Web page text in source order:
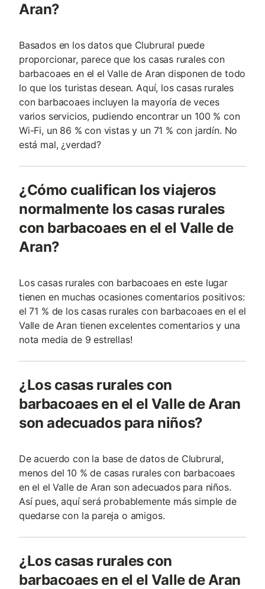
Aran?
Basados en los datos que Clubrural puede
proporcionar, parece que los casas rurales con
barbacoaes en el el Valle de Aran disponen de todo
lo que los turistas desean. Aquí, los casas rurales
con barbacoaes incluyen la mayoría de veces
varios servicios, pudiendo encontrar un 100 % con
Wi-Fi, un 86 % con vistas y un 71 % con jardín. No
está mal, ¿verdad?
¿Cómo cualifican los viajeros
normalmente los casas rurales
con barbacoaes en el el Valle de
Aran?
Los casas rurales con barbacoaes en este lugar
tienen en muchas ocasiones comentarios positivos:
el 71 % de los casas rurales con barbacoaes en el el
Valle de Aran tienen excelentes comentarios y una
nota media de 9 estrellas!
¿Los casas rurales con
barbacoaes en el el Valle de Aran
son adecuados para niños?
De acuerdo con la base de datos de Clubrural,
menos del 10 % de casas rurales con barbacoaes
en el el Valle de Aran son adecuados para niños.
Así pues, aquí será probablemente más simple de
quedarse con la pareja o amigos.
¿Los casas rurales con
barbacoaes en el el Valle de Aran